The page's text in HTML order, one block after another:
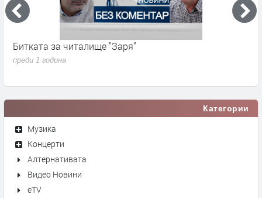
Битката за читалище "Заря"
преди 1 година
Категории
Музика
Концерти
Алтернативата
Видео Новини
eTV